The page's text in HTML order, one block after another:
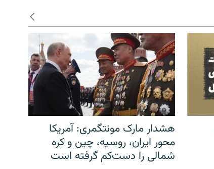
هشدار مارک مونتگمری: آمریکا
محور ایران، روسیه، چین و کره
شمالی را دست‌کم گرفته است